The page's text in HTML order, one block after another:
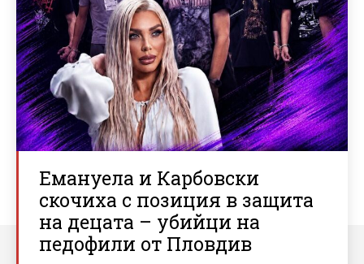
Емануела и Карбовски
скочиха с позиция в защита
на децата – убийци на
педофили от Пловдив